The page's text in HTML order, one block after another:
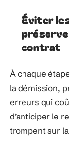
Éviter
contrat
À chaque
la démission,
erreurs qui
d’anticiper le
trompent sur